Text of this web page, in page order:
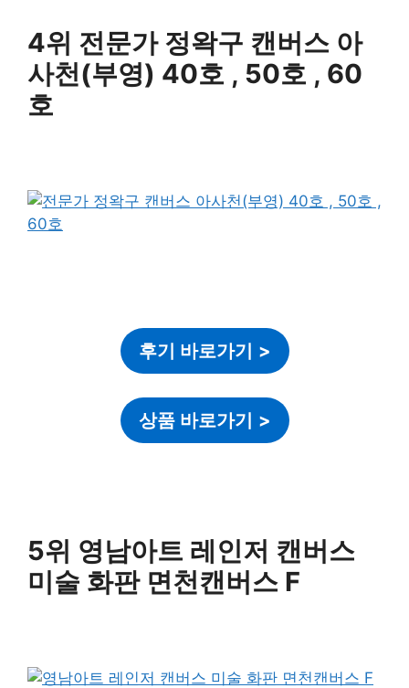
4위 전문가 정왁구 캔버스 아
사천(부영) 40호 , 50호 , 60
호
후기 바로가기 >
상품 바로가기 >
5위 영남아트 레인저 캔버스
미술 화판 면천캔버스 F